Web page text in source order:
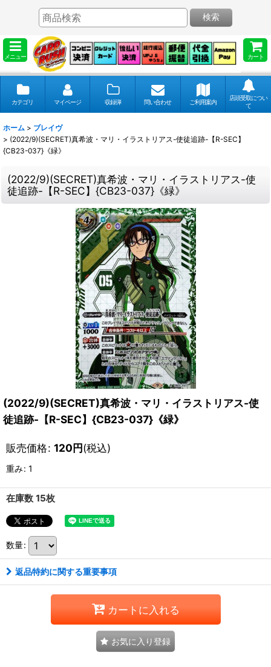
メニュー カート
検索
カテゴリ マイページ 収録弾 問い合わせ ご利用案内
店頭受取につい
て
ホーム > ブレイヴ
> (2022/9)(SECRET)真希波・マリ・イラストリアス-使徒追跡-【R-SEC】
{CB23-037}《緑》
(2022/9)(SECRET)真希波・マリ・イラストリアス-使
徒追跡-【R-SEC】{CB23-037}《緑》
(2022/9)(SECRET)真希波・マリ・イラストリアス-使
徒追跡-【R-SEC】{CB23-037}《緑》
販売価格: 120円(税込)
重み: 1
在庫数 15枚
数量:
返品特約に関する重要事項
カートに入れる
お気に入り登録